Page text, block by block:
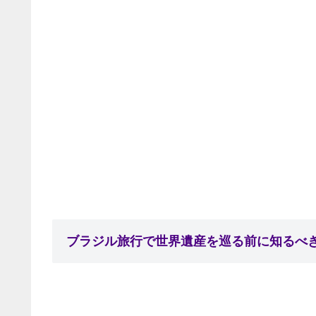
ブラジル旅行で世界遺産を巡る前に知るべ